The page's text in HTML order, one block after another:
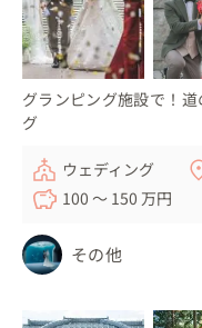
グランピング施設で！
グ
ウェディング
100 〜 150 万円
その他